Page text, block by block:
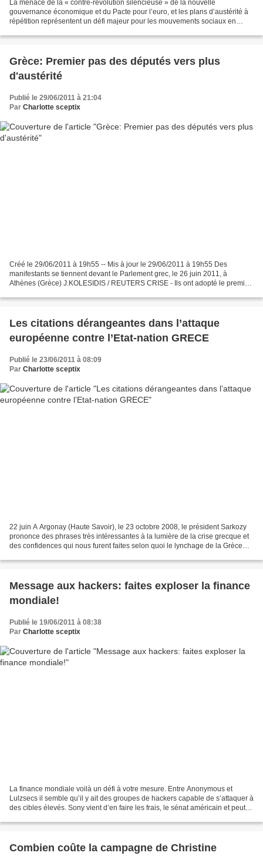
La menace de la « contre-révolution silencieuse » de la nouvelle
gouvernance économique et du Pacte pour l’euro, et les plans d’austérité à
répétition représentent un défi majeur pour les mouvements sociaux en
Grèce: Premier pas des députés vers plus
d'austérité
Publié le 29/06/2011 à 21:04
Par Charlotte sceptix
Créé le 29/06/2011 à 19h55 -- Mis à jour le 29/06/2011 à 19h55 Des
manifestants se tiennent devant le Parlement grec, le 26 juin 2011, à
Athènes (Grèce) J.KOLESIDIS / REUTERS CRISE - Ils ont adopté le premier
Les citations dérangeantes dans l’attaque
européenne contre l’Etat-nation GRECE
Publié le 23/06/2011 à 08:09
Par Charlotte sceptix
22 juin A Argonay (Haute Savoir), le 23 octobre 2008, le président Sarkozy
prononce des phrases très intéressantes à la lumière de la crise grecque et
des confidences qui nous furent faites selon quoi le lynchage de la Grèce
Message aux hackers: faites exploser la finance
mondiale!
Publié le 19/06/2011 à 08:38
Par Charlotte sceptix
La finance mondiale voilà un défi à votre mesure. Entre Anonymous et
Lulzsecs il semble qu’il y ait des groupes de hackers capable de s’attaquer à
des cibles élevés. Sony vient d’en faire les frais, le sénat américain et peut-
Combien coûte la campagne de Christine